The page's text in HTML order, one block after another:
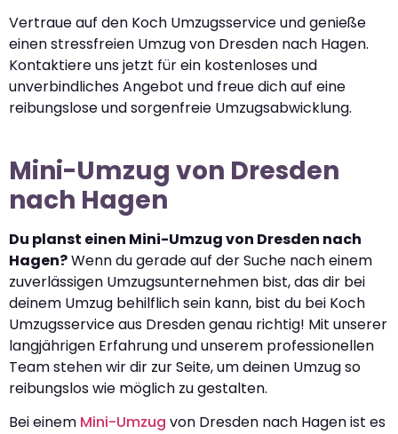
Vertraue auf den Koch Umzugsservice und genieße
einen stressfreien Umzug von Dresden nach Hagen.
Kontaktiere uns jetzt für ein kostenloses und
unverbindliches Angebot und freue dich auf eine
reibungslose und sorgenfreie Umzugsabwicklung.
Mini-Umzug von Dresden
nach Hagen
Du planst einen Mini-Umzug von Dresden nach
Hagen?Wenn du gerade auf der Suche nach einem
zuverlässigen Umzugsunternehmen bist, das dir bei
deinem Umzug behilflich sein kann, bist du bei Koch
Umzugsservice aus Dresden genau richtig! Mit unserer
langjährigen Erfahrung und unserem professionellen
Team stehen wir dir zur Seite, um deinen Umzug so
reibungslos wie möglich zu gestalten.
Bei einem Mini-Umzug von Dresden nach Hagen ist es